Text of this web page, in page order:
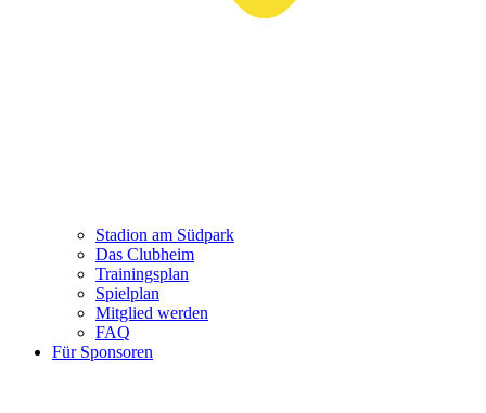
Stadion am Südpark
Das Clubheim
Trainingsplan
Spielplan
Mitglied werden
FAQ
Für Sponsoren